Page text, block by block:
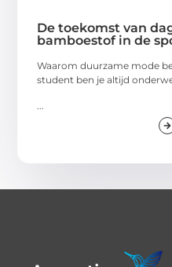
De toekomst van
bamboestof in de
Waarom duurzame mode
student ben je altijd